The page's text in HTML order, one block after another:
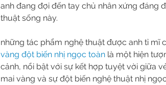
anh đang đợi đến tay chủ nhân xứng đáng
thuật sống này.
những tác phẩm nghệ thuật được anh tỉ mĩ
vàng đột biến nhị ngọc toàn là một hiện
cảnh, nổi bật với sự kết hợp tuyệt vời giữa
mai vàng và sự đột biến nghệ thuật nhị